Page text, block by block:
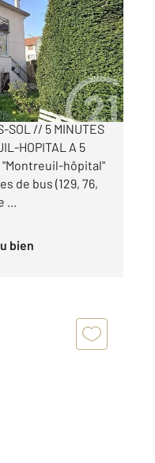
// BIEN
SOL // 5 MINUTES
HOPITAL A 5
hôpital"
de bus (129, 76,
bien